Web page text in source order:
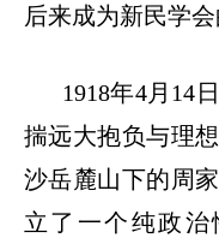
后来成为新民学会
1918年4月 14
揣远大抱负与理
沙岳麓山下的周
立了一个纯政